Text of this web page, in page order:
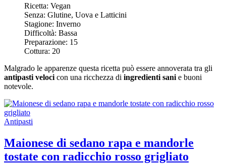
Ricetta: Vegan
Senza: Glutine, Uova e Latticini
Stagione: Inverno
Difficoltà: Bassa
Preparazione: 15
Cottura: 20
Malgrado le apparenze questa ricetta può essere annoverata tra gli
antipasti veloci con una ricchezza di ingredienti sani e buoni
notevole.
Antipasti
Maionese di sedano rapa e mandorle
tostate con radicchio rosso grigliato